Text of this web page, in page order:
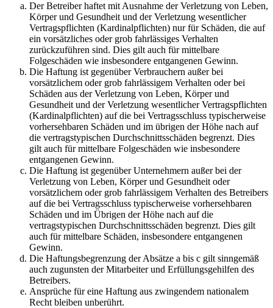
Der Betreiber haftet mit Ausnahme der Verletzung von Leben,
Körper und Gesundheit und der Verletzung wesentlicher
Vertragspflichten (Kardinalpflichten) nur für Schäden, die auf
ein vorsätzliches oder grob fahrlässiges Verhalten
zurückzuführen sind. Dies gilt auch für mittelbare
Folgeschäden wie insbesondere entgangenen Gewinn.
Die Haftung ist gegenüber Verbrauchern außer bei
vorsätzlichem oder grob fahrlässigem Verhalten oder bei
Schäden aus der Verletzung von Leben, Körper und
Gesundheit und der Verletzung wesentlicher Vertragspflichten
(Kardinalpflichten) auf die bei Vertragsschluss typischerweise
vorhersehbaren Schäden und im übrigen der Höhe nach auf
die vertragstypischen Durchschnittsschäden begrenzt. Dies
gilt auch für mittelbare Folgeschäden wie insbesondere
entgangenen Gewinn.
Die Haftung ist gegenüber Unternehmern außer bei der
Verletzung von Leben, Körper und Gesundheit oder
vorsätzlichem oder grob fahrlässigem Verhalten des Betreibers
auf die bei Vertragsschluss typischerweise vorhersehbaren
Schäden und im Übrigen der Höhe nach auf die
vertragstypischen Durchschnittsschäden begrenzt. Dies gilt
auch für mittelbare Schäden, insbesondere entgangenen
Gewinn.
Die Haftungsbegrenzung der Absätze a bis c gilt sinngemäß
auch zugunsten der Mitarbeiter und Erfüllungsgehilfen des
Betreibers.
Ansprüche für eine Haftung aus zwingendem nationalem
Recht bleiben unberührt.